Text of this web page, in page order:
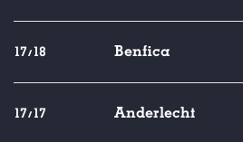
17/18 Benfica
17/17 Anderlecht